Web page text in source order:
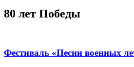
80 лет Победы
Фестиваль «Песни военных